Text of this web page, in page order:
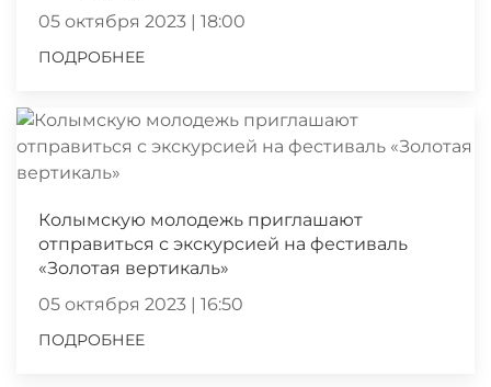
05 октября 2023 | 18:00
ПОДРОБНЕЕ
Колымскую молодежь приглашают
отправиться с экскурсией на фестиваль
«Золотая вертикаль»
05 октября 2023 | 16:50
ПОДРОБНЕЕ